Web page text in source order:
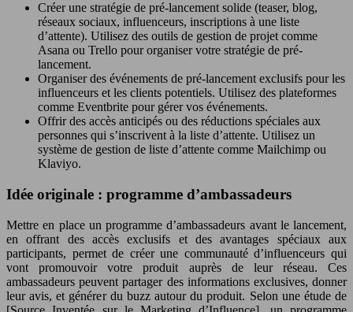
Créer une stratégie de pré-lancement solide (teaser, blog,
réseaux sociaux, influenceurs, inscriptions à une liste
d’attente). Utilisez des outils de gestion de projet comme
Asana ou Trello pour organiser votre stratégie de pré-
lancement.
Organiser des événements de pré-lancement exclusifs pour les
influenceurs et les clients potentiels. Utilisez des plateformes
comme Eventbrite pour gérer vos événements.
Offrir des accès anticipés ou des réductions spéciales aux
personnes qui s’inscrivent à la liste d’attente. Utilisez un
système de gestion de liste d’attente comme Mailchimp ou
Klaviyo.
Idée originale : programme d’ambassadeurs
Mettre en place un programme d’ambassadeurs avant le lancement,
en offrant des accès exclusifs et des avantages spéciaux aux
participants, permet de créer une communauté d’influenceurs qui
vont promouvoir votre produit auprès de leur réseau. Ces
ambassadeurs peuvent partager des informations exclusives, donner
leur avis, et générer du buzz autour du produit. Selon une étude de